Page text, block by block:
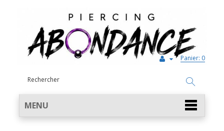
Panier: 0
MENU